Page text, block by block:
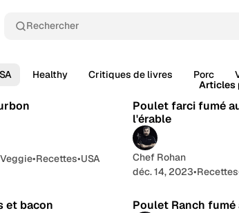
Rechercher
Healthy Critiques de livres Porc
Articles
3 min de lecture
•Recettes•USA
Poulet farci fumé
l'érable
Chef Rohan
déc. 14, 2023•Recettes
et bacon Poulet Ranch fumé